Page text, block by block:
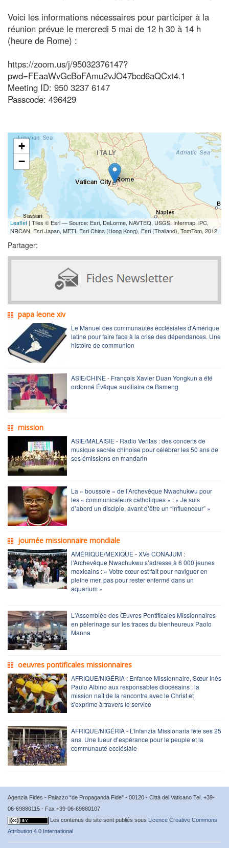
Voici les informations nécessaires pour participer à la
réunion prévue le mercredi 5 mai de 12 h 30 à 14 h
(heure de Rome) :
https://zoom.us/j/95032376147?
pwd=FEaaWvGcBoFAmu2vJO47bcd6aQCxt4.1
Meeting ID: 950 3237 6147
Passcode: 496429
+
−
Leaflet | Tiles © Esri — Source: Esri, DeLorme, NAVTEQ, USGS, Intermap, iPC,
NRCAN, Esri Japan, METI, Esri China (Hong Kong), Esri (Thailand), TomTom, 2012
Partager:
papa leone xiv
Le Manuel des communautés ecclésiales d'Amérique
latine pour faire face à la crise des dépendances. Une
histoire de communion
ASIE/CHINE - François Xavier Duan Yongkun a été
ordonné Évêque auxiliaire de Bameng
mission
ASIE/MALAISIE - Radio Veritas : des concerts de
musique sacrée chinoise pour célébrer les 50 ans de
ses émissions en mandarin
La « boussole » de l’Archevêque Nwachukwu pour
les « communicateurs catholiques » : « Je suis
d’abord un disciple, avant d’être un “influenceur” »
journée missionnaire mondiale
AMÉRIQUE/MEXIQUE - XVe CONAJUM :
l’Archevêque Nwachukwu s’adresse à 6 000 jeunes
mexicains : « Votre cœur est fait pour naviguer en
pleine mer, pas pour rester enfermé dans un
aquarium »
L'Assemblée des Œuvres Pontificales Missionnaires
en pèlerinage sur les traces du bienheureux Paolo
Manna
oeuvres pontificales missionnaires
AFRIQUE/NIGÉRIA : Enfance Missionnaire, Sœur Inês
Paulo Albino aux responsables diocésains : la
mission naît de la rencontre avec le Christ et
s'exprime à travers le service
AFRIQUE/NIGÉRIA - L’Infanzia Missionaria fête ses 25
ans. Une lueur d’espérance pour le peuple et la
communauté ecclésiale
Agenzia Fides - Palazzo “de Propaganda Fide” - 00120 - Città del Vaticano Tel. +39-
06-69880115 - Fax +39-06-69880107
Les contenus du site sont publiés sous Licence Creative Commons
Attribution 4.0 International